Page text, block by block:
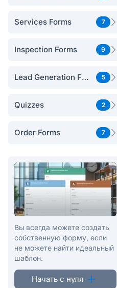
Services Forms 7
Inspection Forms 9
Lead Generation Forms 5
Quizzes 2
Order Forms 7
Вы всегда можете создать
собственную форму, если
не можете найти идеальный
шаблон.
Начать с нуля